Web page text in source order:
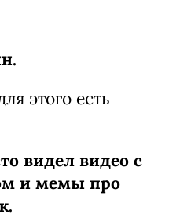
этого есть
видел видео с
и мемы про